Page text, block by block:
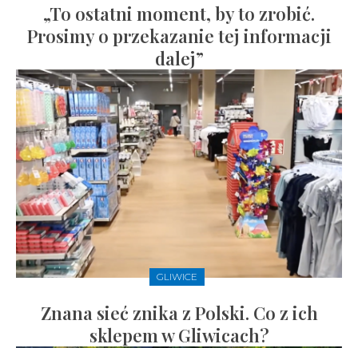
„To ostatni moment, by to zrobić.
Prosimy o przekazanie tej informacji
dalej”
GLIWICE
Znana sieć znika z Polski. Co z ich
sklepem w Gliwicach?